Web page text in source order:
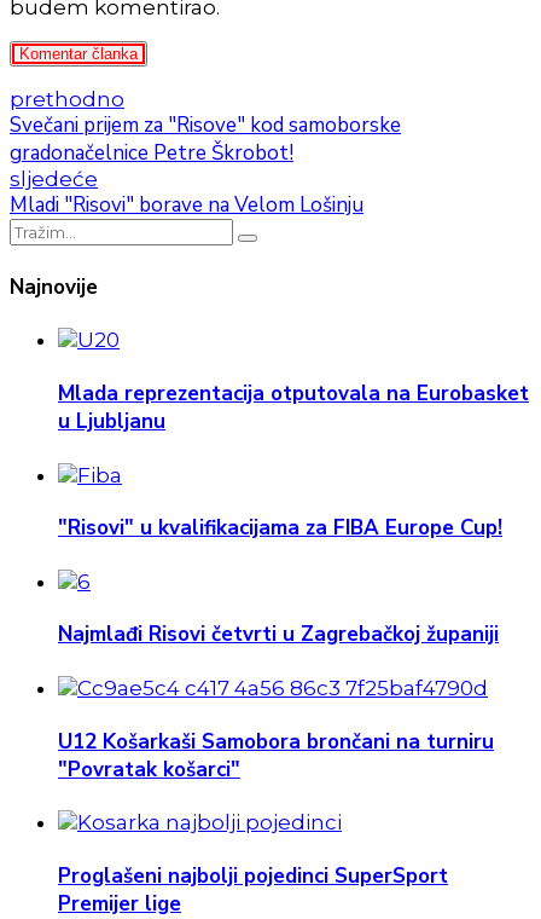
budem komentirao.
Komentar članka
prethodno
Svečani prijem za "Risove" kod samoborske
gradonačelnice Petre Škrobot!
sljedeće
Mladi "Risovi" borave na Velom Lošinju
Najnovije
Mlada reprezentacija otputovala na Eurobasket
u Ljubljanu
"Risovi" u kvalifikacijama za FIBA Europe Cup!
Najmlađi Risovi četvrti u Zagrebačkoj županiji
U12 Košarkaši Samobora brončani na turniru
"Povratak košarci"
Proglašeni najbolji pojedinci SuperSport
Premijer lige